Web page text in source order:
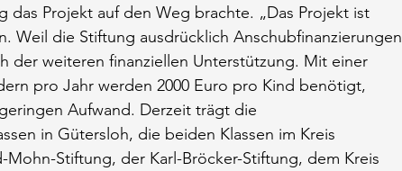
das Projekt auf den Weg brachte. „Das Projekt ist
Weil die Stiftung ausdrücklich Anschubfinanzierungen
der weiteren finanziellen Unterstützung. Mit einer
pro Jahr werden 2000 Euro pro Kind benötigt,
Aufwand. Derzeit trägt die
in Gütersloh, die beiden Klassen im Kreis
Stiftung, der Karl-Bröcker-Stiftung, dem Kreis